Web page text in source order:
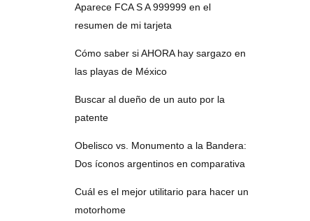
Aparece FCA S A 999999 en el
resumen de mi tarjeta
Cómo saber si AHORA hay sargazo en
las playas de México
Buscar al dueño de un auto por la
patente
Obelisco vs. Monumento a la Bandera:
Dos íconos argentinos en comparativa
Cuál es el mejor utilitario para hacer un
motorhome